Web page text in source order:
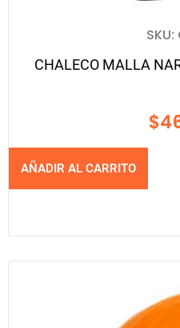
CHALECO MALLA
$
AÑADIR AL CARRITO